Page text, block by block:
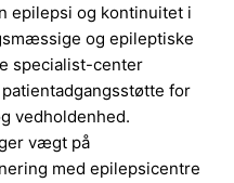
epilepsi og kontinuitet i
og epileptiske
specialist-center
for
vedholdenhed.
vægt på
med epilepsicentre